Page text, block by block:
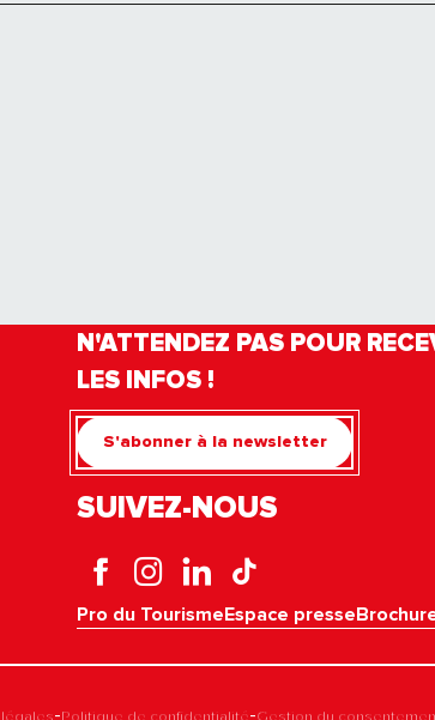
N'ATTENDEZ PAS POUR
LES INFOS !
S'abonner à la newsletter
SUIVEZ-NOUS
Pro du TourismeEspace presse
-Politique de confidentialité-Gestion du